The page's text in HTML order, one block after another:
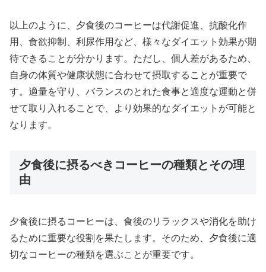
以上のように、夕食後のコーヒーは代謝促進、抗酸化作
用、食欲抑制、利尿作用など、様々なダイエット効果が期
待できることが分かります。ただし、個人差があるため、
自身の体質や健康状態に合わせて摂取することが重要で
す。適量を守り、バランスのとれた食事と適度な運動と併
せて取り入れることで、より効果的なダイエットが可能と
なります。
夕食後に摂るべきコーヒーの種類とその理
由
夕食後に摂るコーヒーは、食後のリラックスや消化を助け
るために重要な役割を果たします。そのため、夕食後に適
切なコーヒーの種類を選ぶことが重要です。